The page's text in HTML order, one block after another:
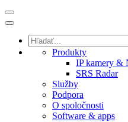
Produkty
IP kamery &
SRS Radar
Služby
Podpora
O spoločnosti
Software & apps